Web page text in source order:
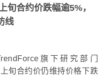
合约价跌幅逾5%，
线
旗下研究部门
旬合约价仍维持价格下跌